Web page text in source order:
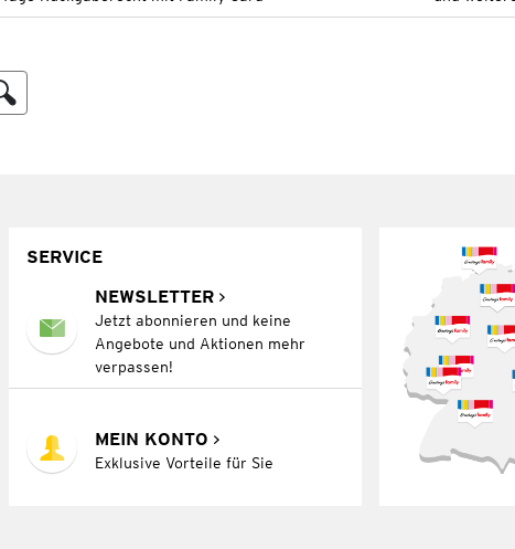
SERVICE
NEWSLETTER
Jetzt abonnieren und keine
Angebote und Aktionen mehr
verpassen!
MEIN KONTO
Exklusive Vorteile für Sie